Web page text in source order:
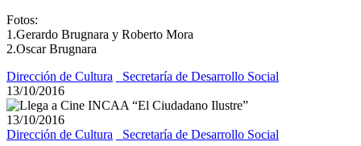
Fotos:
1.Gerardo Brugnara y Roberto Mora
2.Oscar Brugnara
Dirección de Cultura
_Secretaría de Desarrollo Social
13/10/2016
13/10/2016
Dirección de Cultura
_Secretaría de Desarrollo Social